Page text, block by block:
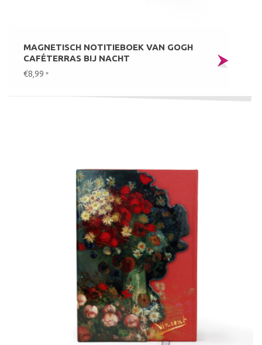
MAGNETISCH NOTITIEBOEK VAN GOGH
CAFÉTERRAS BIJ NACHT
€8,99 *